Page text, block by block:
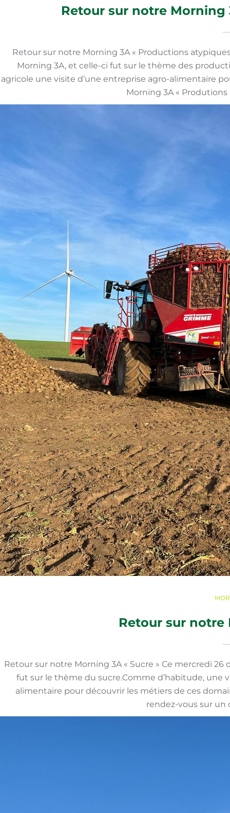
Retour sur notre
Retour sur notre Morning 3A « Productions
Morning 3A, et celle-ci fut sur le thème des
agricole une visite d’une entreprise agro-alimentaire
Morning 3A «
Retour sur notre
Retour sur notre Morning 3A « Sucre » Ce mercredi
fut sur le thème du sucre.Comme d’habitude, une
alimentaire pour découvrir les métiers de ces
rendez-vous sur un